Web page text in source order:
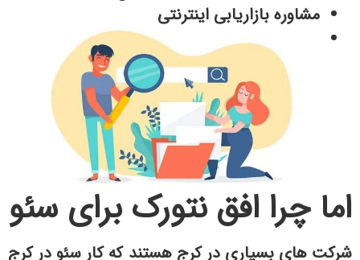
مشاوره بازاریابی اینترنتی
اما چرا افق نتورک برای سئو
شرکت های بسیاری در کرج هستند که کار سئو در کرج